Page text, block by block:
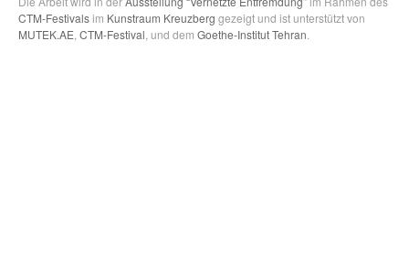
CTM-Festivalsim Kunstraum Kreuzberg gezeigt und ist unterstützt von
MUTEK.AE CTM-Festival , und dem Goethe-Institut Tehran